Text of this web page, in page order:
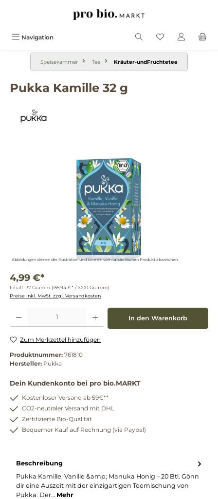
Navigation
Speisekammer Tee Kräuter-undFrüchtetee
Pukka Kamille 32 g
Bildergalerie überspringen
Abbildungen dienen der Illustration und können vom tatsächlichen Produkt abweichen.
4,99 €*
Inhalt: 32 Gramm (155,94 €* / 1000 Gramm)
Preise inkl. MwSt. zzgl. Versandkosten
Produkt Anzahl: Gib den gewünschten Wert ein oder benutze die Schaltflächen um
In den Warenkorb
Zum Merkzettel hinzufügen
Produktnummer: 761810
Hersteller: Pukka
Dein Kundenkonto bei pro bio.MARKT
Kostenloser Versand ab 59€**
CO2-neutraler Versand mit DHL
Zertifizierte Bio-Qualität
Bequemer Kauf auf Rechnung (via Paypal)
Beschreibung
Pukka Kamille, Vanille &amp; Manuka Honig – 20 Btl. Gönn
dir eine Auszeit mit der einzigartigen Teemischung von
Pukka. Der… Mehr